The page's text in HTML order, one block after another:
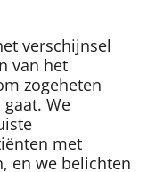
verschijnsel
van het
zogeheten
We
met
en we belichten